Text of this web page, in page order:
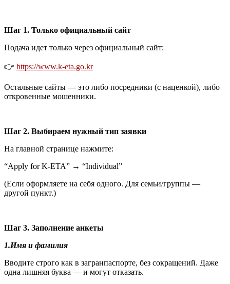
Шаг 1. Только официальный сайт
Подача идет только через официальный сайт:
👉 https://www.k-eta.go.kr
Остальные сайты — это либо посредники (с наценкой), либо
откровенные мошенники.
Шаг 2. Выбираем нужный тип заявки
На главной странице нажмите:
“Apply for K-ETA” → “Individual”
(Если оформляете на себя одного. Для семьи/группы —
другой пункт.)
Шаг 3. Заполнение анкеты
1.Имя и фамилия
Вводите строго как в загранпаспорте, без сокращений. Даже
одна лишняя буква — и могут отказать.